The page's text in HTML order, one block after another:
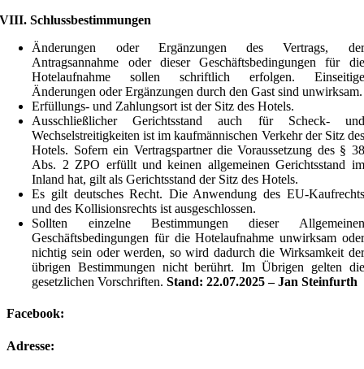
VIII. Schlussbestimmungen
Änderungen oder Ergänzungen des Vertrags, der
Antragsannahme oder dieser Geschäftsbedingungen für die
Hotelaufnahme sollen schriftlich erfolgen. Einseitige
Änderungen oder Ergänzungen durch den Gast sind unwirksam.
Erfüllungs- und Zahlungsort ist der Sitz des Hotels.
Ausschließlicher Gerichtsstand auch für Scheck- und
Wechselstreitigkeiten ist im kaufmännischen Verkehr der Sitz des
Hotels. Sofern ein Vertragspartner die Voraussetzung des § 38
Abs. 2 ZPO erfüllt und keinen allgemeinen Gerichtsstand im
Inland hat, gilt als Gerichtsstand der Sitz des Hotels.
Es gilt deutsches Recht. Die Anwendung des EU-Kaufrechts
und des Kollisionsrechts ist ausgeschlossen.
Sollten einzelne Bestimmungen dieser Allgemeinen
Geschäftsbedingungen für die Hotelaufnahme unwirksam oder
nichtig sein oder werden, so wird dadurch die Wirksamkeit der
übrigen Bestimmungen nicht berührt. Im Übrigen gelten die
gesetzlichen Vorschriften.Stand: 22.07.2025 – Jan Steinfurth
Facebook:
Adresse: